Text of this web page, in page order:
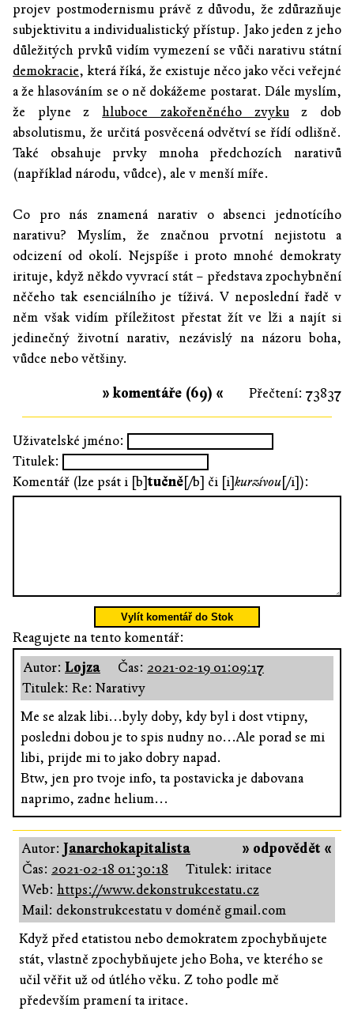
projev postmodernismu právě z důvodu, že zdůrazňuje
subjektivitu a individualistický přístup. Jako jeden z jeho
důležitých prvků vidím vymezení se vůči narativu státní
demokracie, která říká, že existuje něco jako věci veřejné
a že hlasováním se o ně dokážeme postarat. Dále myslím,
že plyne zhluboce zakořeněného zvykuz dob
absolutismu, že určitá posvěcená odvětví se řídí odlišně.
Také obsahuje prvky mnoha předchozích narativů
(například národu, vůdce), ale v menší míře.
Co pro nás znamená narativ o absenci jednotícího
narativu? Myslím, že značnou prvotní nejistotu a
odcizení od okolí. Nejspíše i proto mnohé demokraty
irituje, když někdo vyvrací stát – představa zpochybnění
něčeho tak esenciálního je tíživá. V neposlední řadě v
něm však vidím příležitost přestat žít ve lži a najít si
jedinečný životní narativ, nezávislý na názoru boha,
vůdce nebo většiny.
Přečtení: 73837
» komentáře (69) «
Uživatelské jméno:
Titulek:
Komentář (lze psát i [b]tučně[/b] či [i]kurzívou[/i]):
Vylít komentář do Stok
Reagujete na tento komentář:
Autor: Lojza Čas: 2021-02-19 01:09:17
Titulek: Re: Narativy
Me se alzak libi...byly doby, kdy byl i dost vtipny,
posledni dobou je to spis nudny no...Ale porad se mi
libi, prijde mi to jako dobry napad.
Btw, jen pro tvoje info, ta postavicka je dabovana
naprimo, zadne helium...
» odpovědět «
Autor: Janarchokapitalista
Čas: 2021-02-18 01:30:18
Titulek: iritace
Web: https://www.dekonstrukcestatu.cz
Mail: dekonstrukcestatu v doméně gmail.com
Když před etatistou nebo demokratem zpochybňujete
stát, vlastně zpochybňujete jeho Boha, ve kterého se
učil věřit už od útlého věku. Z toho podle mě
především pramení ta iritace.